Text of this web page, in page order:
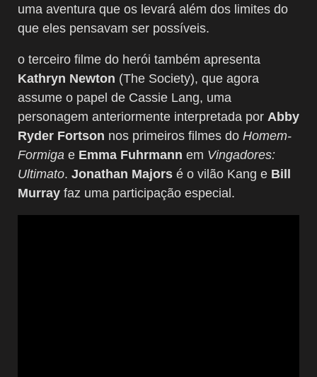
uma aventura que os levará além dos limites do
que eles pensavam ser possíveis.
o terceiro filme do herói também apresenta
Kathryn Newton (The Society), que agora
assume o papel de Cassie Lang, uma
personagem anteriormente interpretada por Abby
Ryder Fortson nos primeiros filmes do Homem-
Formiga e Emma Fuhrmann em Vingadores:
Ultimato. Jonathan Majors é o vilão Kang e Bill
Murray faz uma participação especial.